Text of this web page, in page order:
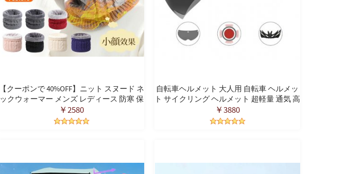
【クーポンで 40%OFF】ニット スヌード ネ
ックウォーマー メンズ レディース 防寒 保
温 ニットスヌード スヌード 首巻き スポー
ツ バイク通勤 通学 自転車 バイク アウトド
ア 男女兼用
￥2580
自転車ヘルメット 大人用 自転車 ヘルメッ
ト サイクリング ヘルメット 超軽量 通気 高
剛性 磁気ゴーグル 着脱バイザー テールラ
イト 通勤 通学 男女兼用 サイズ調整可能
54-61cmCPSC認定済
￥3880